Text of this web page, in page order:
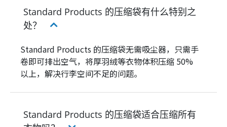
Standard Products 的压缩袋有什么特别之
处？
Standard Products 的压缩袋无需吸尘器，只需手
卷即可排出空气，将厚羽绒等衣物体积压缩 50%
以上，解决行李空间不足的问题。
Standard Products 的压缩袋适合压缩所有